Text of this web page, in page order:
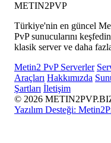
METIN2PVP
Türkiye'nin en güncel
PvP sunucularını
klasik server ve daha
Metin2 PvP Serverler
Araçları Hakkımızda
Şartları İletişim
© 2026
Yazılım Desteği: